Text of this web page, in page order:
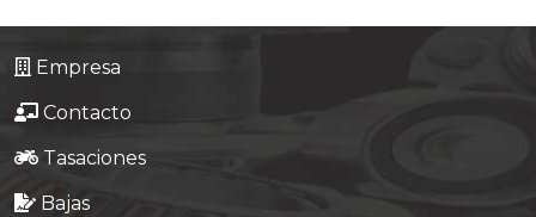
Contacto
Empresa
Contacto
Tasaciones
Bajas